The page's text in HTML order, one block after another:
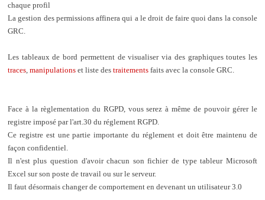
chaque profil
La gestion des permissions affinera qui a le droit de faire quoi dans la console
GRC.
Les tableaux de bord permettent de visualiser via des graphiques toutes les
traces, manipulations et liste des traitements faits avec la console GRC.
Face à la règlementation du RGPD, vous serez à même de pouvoir gérer le
registre imposé par l'art.30 du réglement RGPD.
Ce registre est une partie importante du réglement et doit être maintenu de
façon confidentiel.
Il n'est plus question d'avoir chacun son fichier de type tableur Microsoft
Excel sur son poste de travail ou sur le serveur.
Il faut désormais changer de comportement en devenant un utilisateur 3.0